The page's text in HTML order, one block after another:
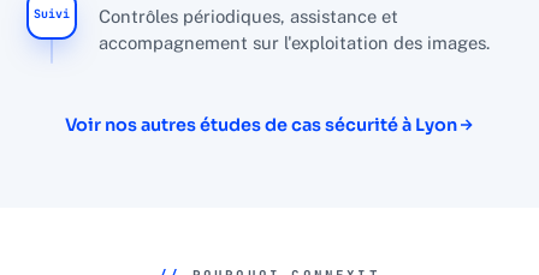
Suivi
Contrôles périodiques, assistance et
accompagnement sur l'exploitation des images.
Voir nos autres études de cas sécurité à Lyon